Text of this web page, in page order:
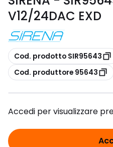
V12/24DAC EXD
copia
Cod. prodotto SIR95643
copia
Cod. produttore 95643
Accedi per visualizzare